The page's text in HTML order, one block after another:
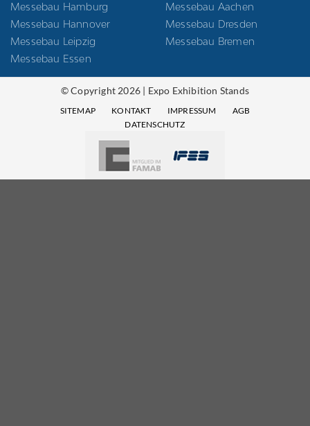
Messebau Hamburg
Messebau Hannover
Messebau Leipzig
Messebau Essen
Messebau Aachen
Messebau Dresden
Messebau Bremen
© Copyright 2026 | Expo Exhibition Stands
SITEMAP KONTAKT IMPRESSUM
AGB
DATENSCHUTZ